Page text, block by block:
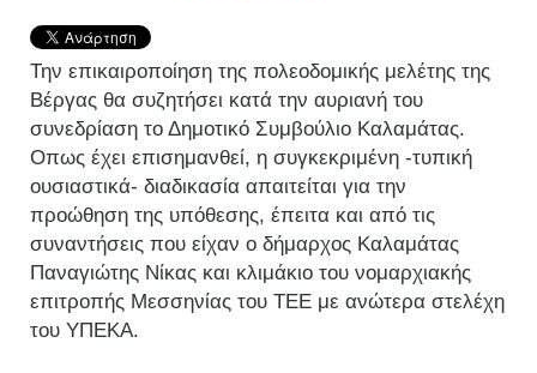
Την επικαιροποίηση της πολεοδομικής μελέτης της
Βέργας θα συζητήσει κατά την αυριανή του
συνεδρίαση το Δημοτικό Συμβούλιο Καλαμάτας.
Οπως έχει επισημανθεί, η συγκεκριμένη -τυπική
ουσιαστικά- διαδικασία απαιτείται για την
προώθηση της υπόθεσης, έπειτα και από τις
συναντήσεις που είχαν ο δήμαρχος Καλαμάτας
Παναγιώτης Νίκας και κλιμάκιο του νομαρχιακής
επιτροπής Μεσσηνίας του ΤΕΕ με ανώτερα στελέχη
του ΥΠΕΚΑ.